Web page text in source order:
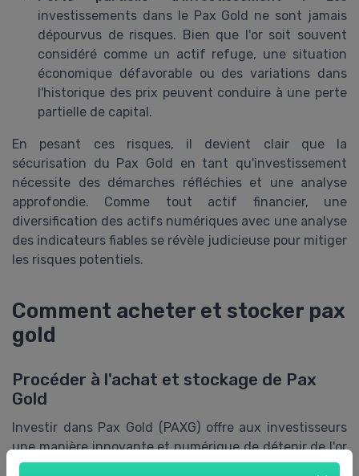
investissements dans le Pax Gold ne sont jamais
dépourvus de risques. Bien que l'or soit souvent
considéré comme un actif refuge, une situation
économique défavorable ou des variations dans
l'historique des prix peuvent conduire à une perte
partielle de capital.
En pesant ces risques, il devient clair que la
sécurisation du Pax Gold en tant qu'investissement
nécessite des démarches réfléchies et une analyse
approfondie. Comme tout actif financier, une
diversification des actifs numériques avec une analyse
des indicateurs fiables se révèle judicieuse pour mitiger
les risques potentiels.
Comment acheter et stocker pax
gold
Procéder à l'achat et stockage de Pax
Gold
Investir dans Pax Gold (PAXG) offre aux investisseurs
une manière innovante et numérique de détenir de l'or
physique. Ce processus nécessite une compréhension